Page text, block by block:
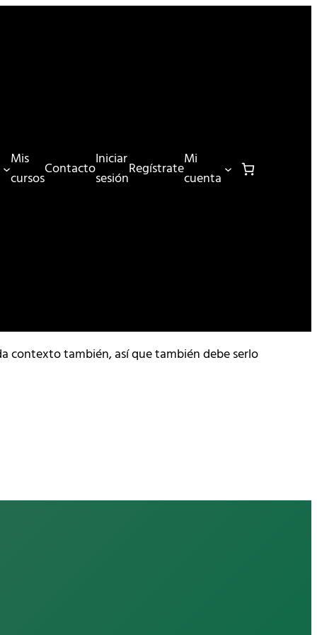
Mis
cursos
Contacto
Iniciar
sesión
Regístrate
Mi
cuenta
contexto también, así que también debe serlo